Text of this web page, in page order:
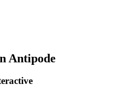
Antipode